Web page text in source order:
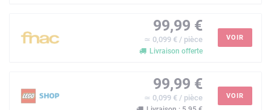
99,99 €
≃ 0,099 € / pièce
Livraison offerte
VOIR
99,99 €
≃ 0,099 € / pièce VOIR